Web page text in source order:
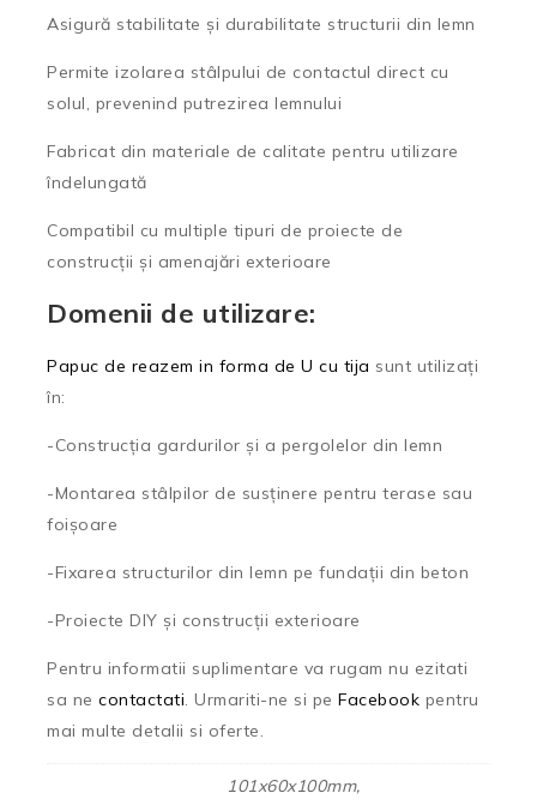
Asigură stabilitate și durabilitate structurii din lemn
Permite izolarea stâlpului de contactul direct cu
solul, prevenind putrezirea lemnului
Fabricat din materiale de calitate pentru utilizare
îndelungată
Compatibil cu multiple tipuri de proiecte de
construcții și amenajări exterioare
Domenii de utilizare:
Papuc de reazem in forma de U cu tija sunt utilizați
în:
-Construcția gardurilor și a pergolelor din lemn
-Montarea stâlpilor de susținere pentru terase sau
foișoare
-Fixarea structurilor din lemn pe fundații din beton
-Proiecte DIY și construcții exterioare
Pentru informatii suplimentare va rugam nu ezitati
sa ne contactati. Urmariti-ne si pe Facebook pentru
mai multe detalii si oferte.
101x60x100mm,